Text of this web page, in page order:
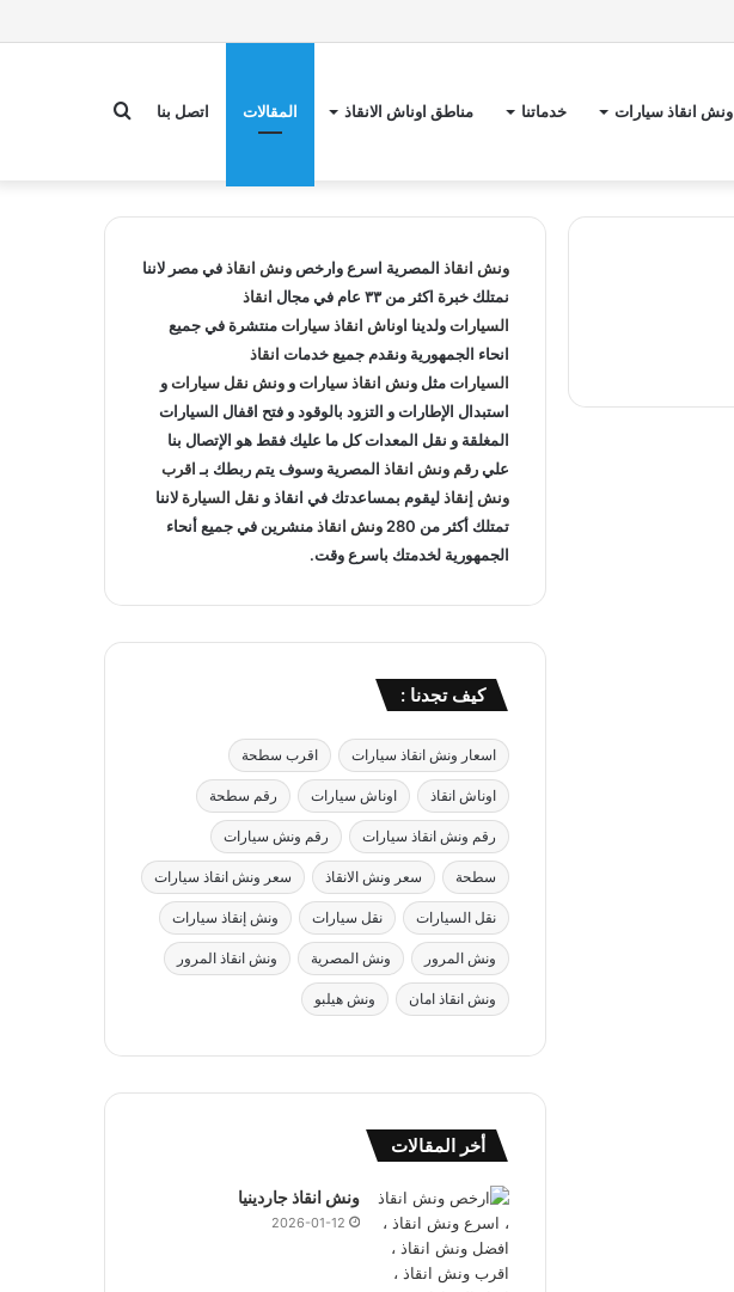
ونش انقاذ سيارات خدماتنا مناطق اوناش الانقاذ المقالات اتصل بنا
ونش انقاذ المصرية اسرع وارخصونش انقاذفي مصر لاننا
نمتلك خبرة اكثر من ٣٣ عام في مجال
انقاذ
السياراتولدينا اوناش انقاذ سياراتمنتشرة في جميع
انحاء الجمهورية ونقدم جميع خدمات انقاذ
السياراتمثلونش انقاذ سياراتوونش نقل سياراتو
استبدال الإطارات و التزود بالوقود و فتح اقفال السيارات
المغلقة و نقل المعدات كل ما عليك فقط هو الإتصال بنا
عليرقم ونش انقاذ المصرية وسوف يتم ربطك بـ اقرب
ونش إنقاذليقوم بمساعدتك في انقاذ و نقل السيارة لاننا
تمتلك أكثر من 280
ونش انقاذمنشرين في جميع أنحاء
الجمهورية لخدمتك باسرع وقت.
كيف تجدنا :
اسعار ونش انقاذ سيارات اقرب سطحة
اوناش انقاذ اوناش سيارات رقم سطحة
رقم ونش انقاذ سيارات رقم ونش سيارات
سطحة سعر ونش الانقاذ سعر ونش انقاذ سيارات
نقل السيارات نقل سيارات ونش إنقاذ سيارات
ونش المرور ونش المصرية ونش انقاذ المرور
ونش انقاذ امان ونش هيلبو
أخر المقالات
ونش انقاذ جاردينيا
2026-01-12